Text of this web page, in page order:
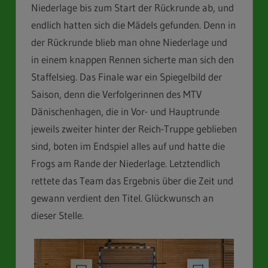
Niederlage bis zum Start der Rückrunde ab, und
endlich hatten sich die Mädels gefunden. Denn in
der Rückrunde blieb man ohne Niederlage und
in einem knappen Rennen sicherte man sich den
Staffelsieg. Das Finale war ein Spiegelbild der
Saison, denn die Verfolgerinnen des MTV
Dänischenhagen, die in Vor- und Hauptrunde
jeweils zweiter hinter der Reich-Truppe geblieben
sind, boten im Endspiel alles auf und hatte die
Frogs am Rande der Niederlage. Letztendlich
rettete das Team das Ergebnis über die Zeit und
gewann verdient den Titel. Glückwunsch an
dieser Stelle.